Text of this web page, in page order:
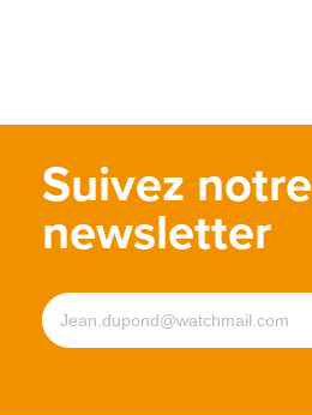
Suivez notre
newsletter